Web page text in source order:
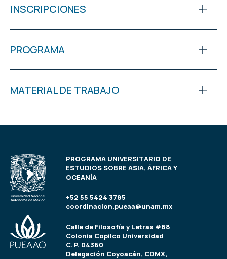
INSCRIPCIONES
PROGRAMA
MATERIAL DE TRABAJO
PROGRAMA UNIVERSITARIO DE
ESTUDIOS SOBRE ASIA, ÁFRICA Y
OCEANÍA
+52 55 5424 3785
coordinacion.pueaa@unam.mx
Calle de Filosofía y Letras #88
Colonia Copilco Universidad
C. P. 04360
Delegación Coyoacán, CDMX,